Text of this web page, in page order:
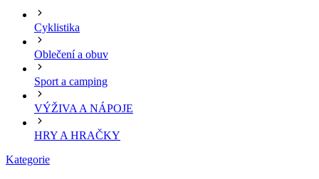
Cyklistika
Oblečení a obuv
Sport a camping
VÝŽIVA A NÁPOJE
HRY A HRAČKY
Kategorie